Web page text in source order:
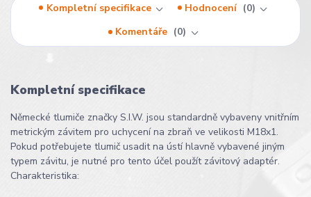
Kompletní specifikace Hodnocení
0
Komentáře
0
Kompletní specifikace
Německé tlumiče značky S.I.W. jsou standardně vybaveny vnitřním
metrickým závitem pro uchycení na zbraň ve velikosti M18x1.
Pokud potřebujete tlumič usadit na ústí hlavně vybavené jiným
typem závitu, je nutné pro tento účel použít závitový adaptér.
Charakteristika: